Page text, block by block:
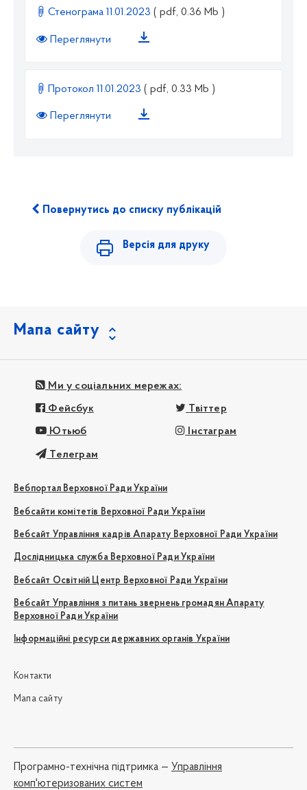
Стенограма 11.01.2023 ( pdf, 0.36 Mb )
Переглянути
Протокол 11.01.2023 ( pdf, 0.33 Mb )
Переглянути
Повернутись до списку публікацій
Версія для друку
Мапа сайту
Ми у соціальних мережах:
Фейсбук Твіттер
Ютьюб Інстаграм
Телеграм
Вебпортал Верховної Ради України
Вебсайти комітетів Верховної Ради України
Вебсайт Управління кадрів Апарату Верховної Ради України
Дослідницька служба Верховної Ради України
Вебсайт Освітній Центр Верховної Ради України
Вебсайт Управління з питань звернень громадян Апарату
Верховної Ради України
Інформаційні ресурси державних органів України
Контакти
Мапа сайту
Програмно-технічна підтримка — Управління
комп'ютеризованих систем